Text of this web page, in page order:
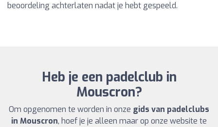
beoordeling achterlaten nadat je hebt gespeeld.
Heb je een padelclub in
Mouscron?
Om opgenomen te worden in onze gids van padelclubs
in Mouscron, hoef je je alleen maar op onze website te